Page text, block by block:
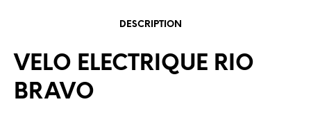
DESCRIPTION
VELO ELECTRIQUE RIO
BRAVO